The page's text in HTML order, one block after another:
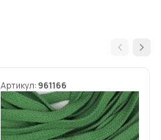
Артикул: 961166